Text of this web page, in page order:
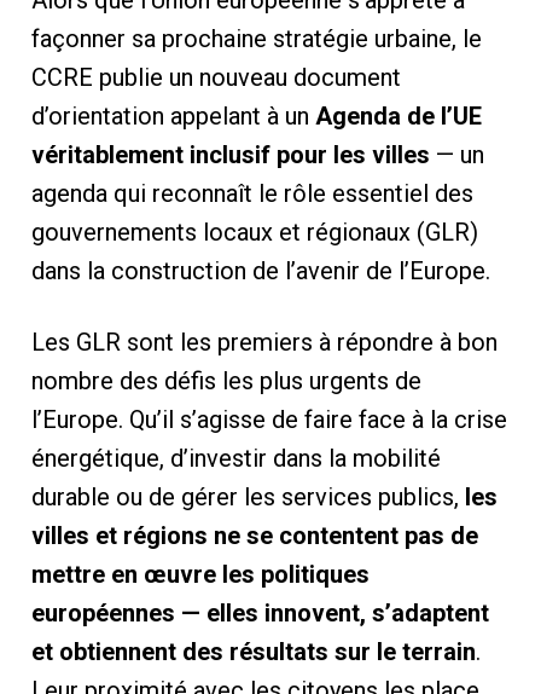
façonner sa prochaine stratégie urbaine, le
CCRE publie un nouveau document
d’orientation appelant à un Agenda de l’UE
véritablement inclusif pour les villes — un
agenda qui reconnaît le rôle essentiel des
gouvernements locaux et régionaux (GLR)
dans la construction de l’avenir de l’Europe.
Les GLR sont les premiers à répondre à bon
nombre des défis les plus urgents de
l’Europe. Qu’il s’agisse de faire face à la crise
énergétique, d’investir dans la mobilité
durable ou de gérer les services publics, les
villes et régions ne se contentent pas de
mettre en œuvre les politiques
européennes — elles innovent, s’adaptent
et obtiennent des résultats sur le terrain.